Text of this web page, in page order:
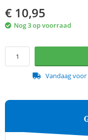
€ 10,95
Nog 3 op voorraad
Vandaag voor